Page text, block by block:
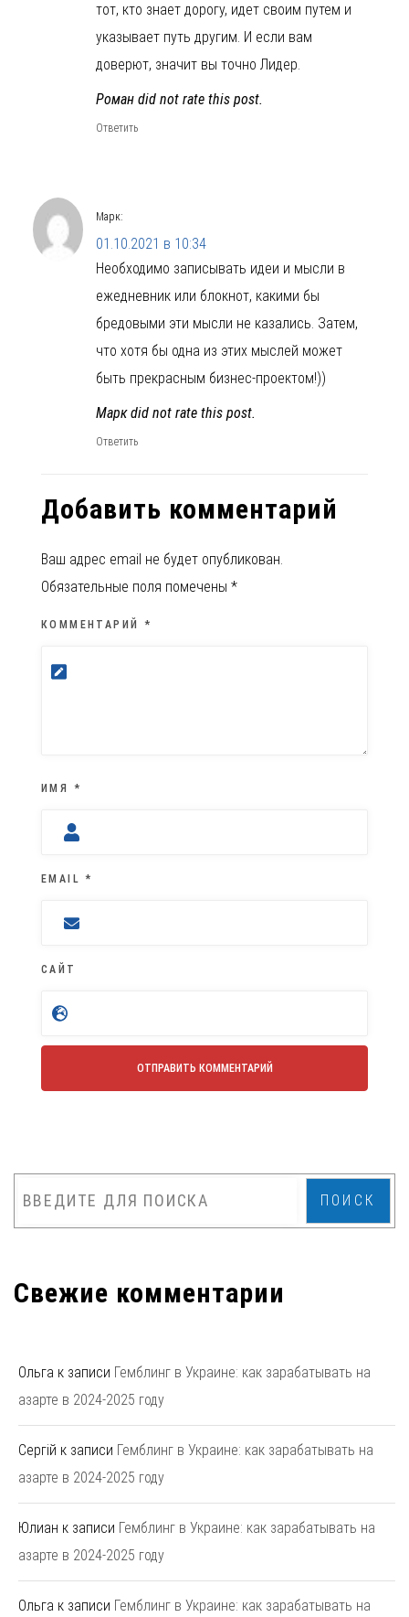
тот, кто знает дорогу, идет своим путем и
указывает путь другим. И если вам
доверют, значит вы точно Лидер.
Роман did not rate this post.
Ответить
Марк:
01.10.2021 в 10:34
Необходимо записывать идеи и мысли в
ежедневник или блокнот, какими бы
бредовыми эти мысли не казались. Затем,
что хотя бы одна из этих мыслей может
быть прекрасным бизнес-проектом!))
Марк did not rate this post.
Ответить
Добавить комментарий
Ваш адрес email не будет опубликован.
Обязательные поля помечены *
КОММЕНТАРИЙ *
ИМЯ *
EMAIL*
САЙТ
ПОИСК
Свежие комментарии
Ольга к записи Гемблинг в Украине: как зарабатывать на
азарте в 2024-2025 году
Сергій к записи Гемблинг в Украине: как зарабатывать на
азарте в 2024-2025 году
Юлиан к записи Гемблинг в Украине: как зарабатывать на
азарте в 2024-2025 году
Ольга к записи Гемблинг в Украине: как зарабатывать на